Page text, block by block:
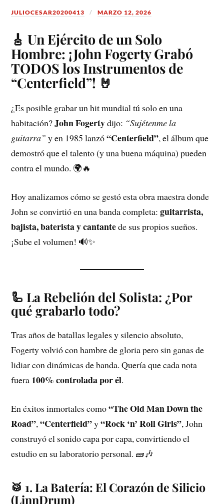
JULIOCESAR20200413 MARZO 12, 2026
🎸 Un Ejército de un Solo
Hombre: ¡John Fogerty Grabó
TODOS los Instrumentos de
“Centerfield”! 🤘
¿Es posible grabar un hit mundial tú solo en una
habitación?John Fogertydijo: “Sujétenme la
guitarra” y en 1985 lanzó“Centerfield”, el álbum que
demostró que el talento (y una buena máquina) pueden
contra el mundo. 🌍🔥
Hoy analizamos cómo se gestó esta obra maestra donde
John se convirtió en una banda completa:guitarrista,
bajista, baterista y cantantede sus propios sueños.
¡Sube el volumen! 🔊✨
🦾 La Rebelión del Solista: ¿Por
qué grabarlo todo?
Tras años de batallas legales y silencio absoluto,
Fogerty volvió con hambre de gloria pero sin ganas de
lidiar con dinámicas de banda. Quería que cada nota
fuera 100% controlada por él.
En éxitos inmortales como“The Old Man Down the
Road”,“Centerfield”y“Rock ‘n’ Roll Girls”, John
construyó el sonido capa por capa, convirtiendo el
estudio en su laboratorio personal. 🧱🎶
🥁 1. La Batería: El Corazón de Silicio
(LinnDrum)